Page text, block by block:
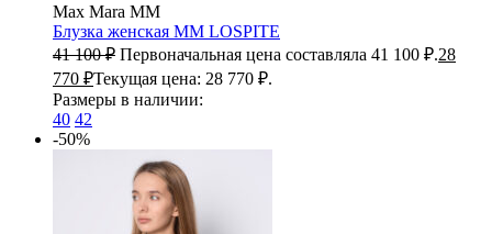
Max Mara MM
Блузка женская MM LOSPITE
41 100₽ Первоначальная цена составляла 41 100 ₽.28
770 ₽Текущая цена: 28 770 ₽.
Размеры в наличии:
40 42
-50%